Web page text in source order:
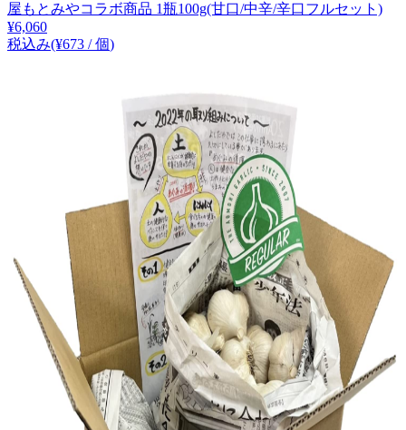
屋もとみやコラボ商品 1瓶100g(甘口/中辛/辛口フルセット)
¥6,060
税込み(¥673 / 個)